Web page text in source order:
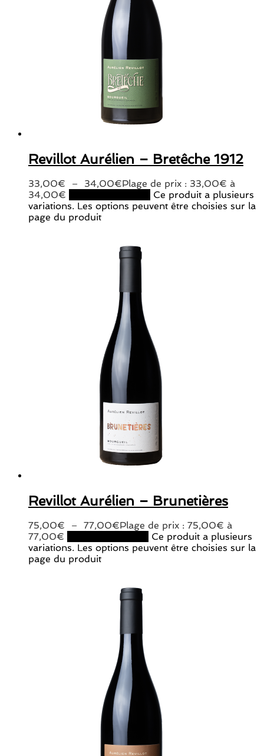
Revillot Aurélien – Bretêche 1912
33,00€ – 34,00€Plage de prix : 33,00€ à
34,00€
Ce produit a plusieurs
variations. Les options peuvent être choisies sur la
page du produit
Revillot Aurélien – Brunetières
75,00€ – 77,00€Plage de prix : 75,00€ à
77,00€
Ce produit a plusieurs
variations. Les options peuvent être choisies sur la
page du produit